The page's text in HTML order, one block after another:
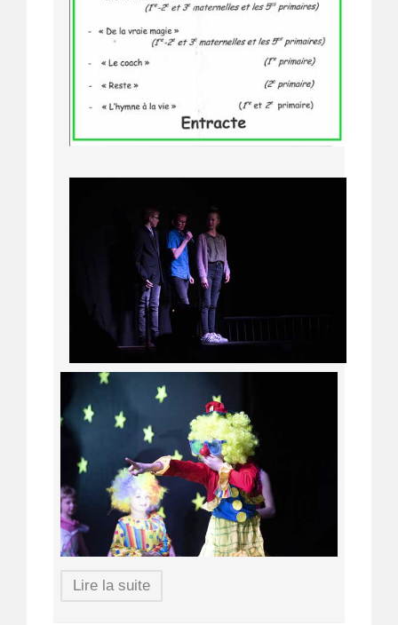
Lire la suite